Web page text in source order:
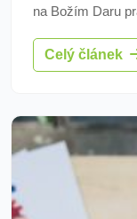
na Božím Daru
razítkem
Celý článek